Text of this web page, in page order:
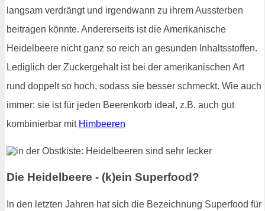
langsam verdrängt und irgendwann zu ihrem Aussterben
beitragen könnte. Andererseits ist die Amerikanische
Heidelbeere nicht ganz so reich an gesunden Inhaltsstoffen.
Lediglich der Zuckergehalt ist bei der amerikanischen Art
rund doppelt so hoch, sodass sie besser schmeckt. Wie auch
immer: sie ist für jeden Beerenkorb ideal, z.B. auch gut
kombinierbar mit Himbeeren
Die Heidelbeere - (k)ein Superfood?
In den letzten Jahren hat sich die Bezeichnung Superfood für